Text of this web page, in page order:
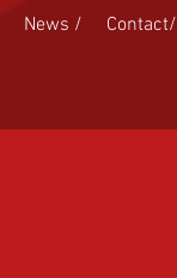
News / Contact/